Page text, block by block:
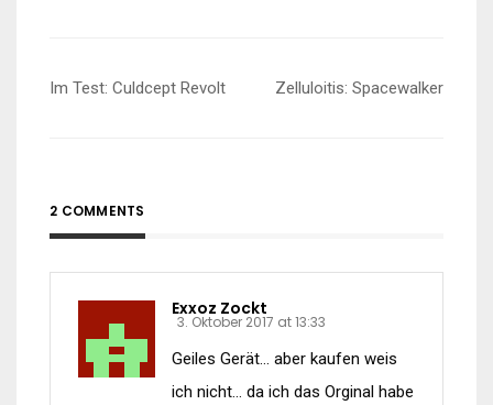
Beitragsnavigation
Im Test: Culdcept Revolt Zelluloitis: Spacewalker
2 COMMENTS
Exxoz Zockt
3. Oktober 2017 at 13:33
Geiles Gerät… aber kaufen weis
ich nicht… da ich das Orginal habe